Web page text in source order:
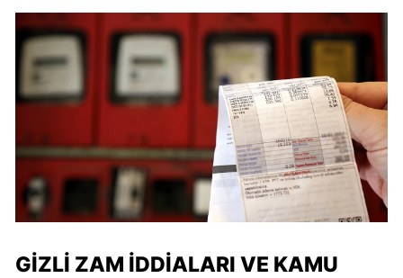
GIZLI ZAM İDDIALARI VE KAMU